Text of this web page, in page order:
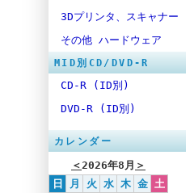
3Dプリンタ、スキャナー
その他 ハードウェア
MID別CD/DVD-R
CD-R (ID別)
DVD-R (ID別)
カレンダー
＜2026年8月 ＞
日
月 火 水 木 金 土